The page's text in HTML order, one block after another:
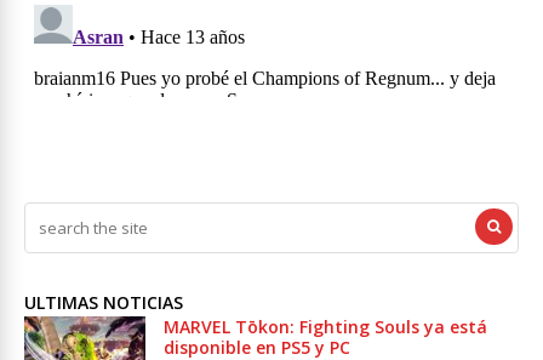
ULTIMAS NOTICIAS
MARVEL Tōkon: Fighting Souls ya está
disponible en PS5 y PC